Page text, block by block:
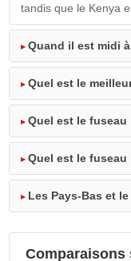
tandis que le Kenya
Quand il est midi
Quel est le
Quel est le fuseau
Quel est le fuseau
Les Pays-Bas et
Comparaisons